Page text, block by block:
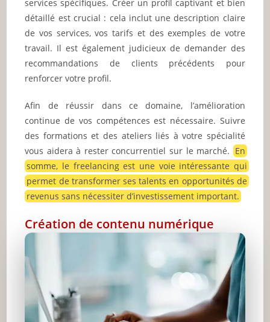
services spécifiques. Créer un profil captivant et bien
détaillé est crucial : cela inclut une description claire
de vos services, vos tarifs et des exemples de votre
travail. Il est également judicieux de demander des
recommandations de clients précédents pour
renforcer votre profil.
Afin de réussir dans ce domaine, l’amélioration
continue de vos compétences est nécessaire. Suivre
des formations et des ateliers liés à votre spécialité
vous aidera à rester concurrentiel sur le marché. En
somme, le freelancing est une voie intéressante qui
permet de transformer ses talents en opportunités de
revenus sans nécessiter d’investissement important.
Création de contenu numérique